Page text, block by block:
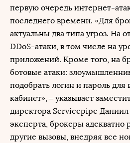
первую очередь интернет-
последнего времени. «Для
актуальны два типа угроз. На
DDoS-атаки, в том числе на
приложений. Кроме того, на
ботовые атаки:
подобрать логин и пароль для
кабинет», – указывает
директора Servicepipe
эксперта, брокеры адекватно
другие вызовы, внедряя все